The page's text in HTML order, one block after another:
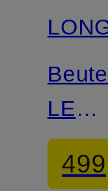
LE
XL